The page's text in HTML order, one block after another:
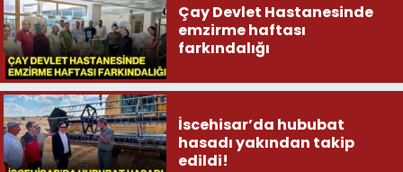
Çay Devlet Hastanesinde
emzirme haftası
farkındalığı
İscehisar’da hububat
hasadı yakından takip
edildi!